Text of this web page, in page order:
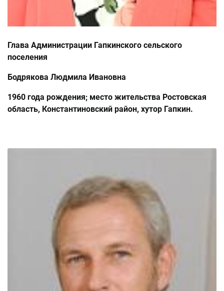
Глава Администрации Гапкинского сельского
поселения
Бодрякова Людмила Ивановна
1960 года рождения; место жительства Ростовская
область, Константиновский район, хутор Гапкин.